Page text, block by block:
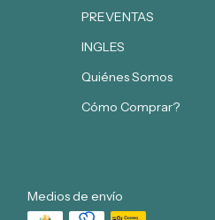
PREVENTAS
INGLES
Quiénes Somos
Cómo Comprar?
Medios de envío